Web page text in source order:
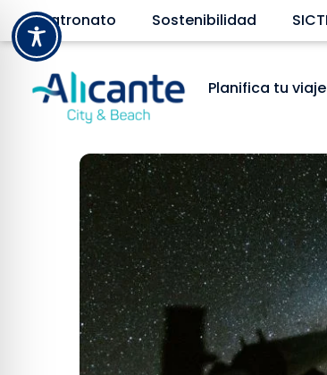
Patronato Sostenibilidad
Planifica tu viaje